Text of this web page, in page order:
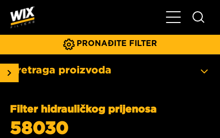
Glavni meni
PRONAĐITE FILTER
Pretraga proizvoda
Filter hidrauličkog prijenosa
58030